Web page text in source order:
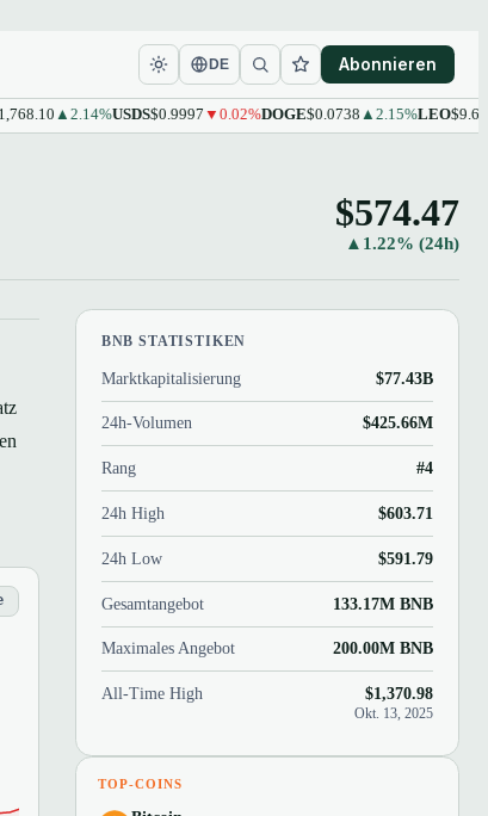
DE Abonnieren
▲2.14% USDS$0.9997▼0.02% DOGE$0.0738▲2.15% LEO$9.61
$574.47
▲1.22% (24h)
BNB STATISTIKEN
Marktkapitalisierung $77.43B
24h-Volumen $425.66M
Rang #4
24h High $603.71
24h Low $591.79
Gesamtangebot 133.17M BNB
Maximales Angebot 200.00M BNB
All-Time High $1,370.98
Okt. 13, 2025
TOP-COINS